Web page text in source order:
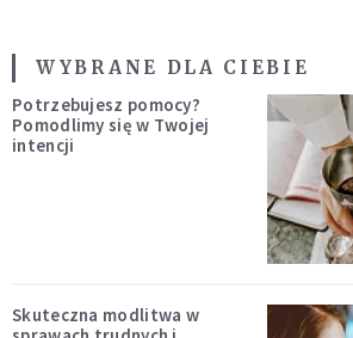
WYBRANE DLA CIEBIE
Potrzebujesz pomocy?
Pomodlimy się w Twojej
intencji
Skuteczna modlitwa w